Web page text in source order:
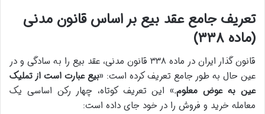
تعریف جامع عقد بیع بر اساس قانون مدنی
(ماده ۳۳۸)
قانون گذار ایران در ماده ۳۳۸ قانون مدنی، عقد بیع را به سادگی و در
عین حال به طور جامع تعریف کرده است: «بیع عبارت است از تملیک
عین به عوض معلوم.» این تعریف کوتاه، چهار رکن اساسی یک
معامله خرید و فروش را در خود جای داده است: